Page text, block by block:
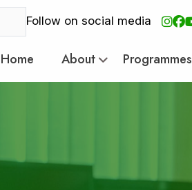
Follow on social media
Home About Programmes